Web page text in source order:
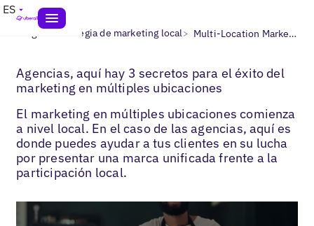
ES
Blogs> Estrategia de marketing local> Multi-Location Marketing with Agencies
Agencias, aquí hay 3 secretos para el éxito del
marketing en múltiples ubicaciones
El marketing en múltiples ubicaciones comienza
a nivel local. En el caso de las agencias, aquí es
donde puedes ayudar a tus clientes en su lucha
por presentar una marca unificada frente a la
participación local.